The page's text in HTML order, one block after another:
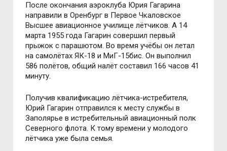
После окончания аэроклуба Юрия Гагарина
направили в Оренбург в Первое Чкаловское
Высшее авиационное училище лётчиков. А 14
марта 1955 года Гагарин совершил первый
прыжок с парашютом. Во время учёбы он летал
на самолётах ЯК-18 и МиГ-15бис. Он выполнил
586 полётов, общий налёт составил 166 часов 41
минуту.
Получив квалификацию лётчика-истребителя,
Юрий Гагарин отправился к месту службы в
Заполярье в истребительный авиационный полк
Северного флота. К тому времени у молодого
лётчика уже была семья.